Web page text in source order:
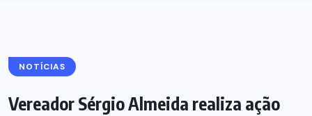
NOTÍCIAS
Vereador Sérgio Almeida realiza ação